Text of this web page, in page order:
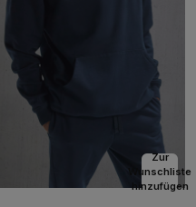
Zur
Wunschliste
hinzufügen